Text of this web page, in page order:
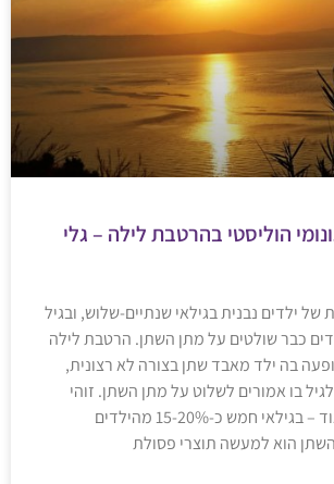
הוליסטי בהרטבת לילה – גלי
של ילדים נבנית בגילאי שנתיים-שלוש, ובגיל
כבר שולטים על מתן השתן. הרטבת לילה
בה ילד מאבד שתן בצורה לא רצונית,
בו אמורים לשלוט על מתן השתן. זוהי
תופעה נפוצה מאוד – בגילאי חמש כ-15-20% מהילדים
הוא למעשה תוצרי פסולת